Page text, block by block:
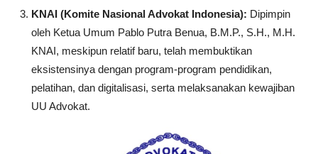
KNAI (Komite Nasional Advokat Indonesia): Dipimpin
oleh Ketua Umum Pablo Putra Benua, B.M.P., S.H., M.H.
KNAI, meskipun relatif baru, telah membuktikan
eksistensinya dengan program-program pendidikan,
pelatihan, dan digitalisasi, serta melaksanakan kewajiban
UU Advokat.